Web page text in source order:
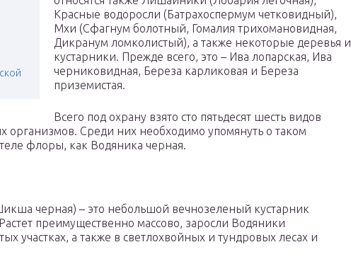
Красные водоросли (Батрахоспермум четковидный),
Мхи (Сфагнум болотный, Гомалия трихомановидная,
Дикранум ломколистый), а также некоторые деревья и
кустарники. Прежде всего, это – Ива лопарская, Ива
черниковидная, Береза карликовая и Береза
приземистая.
Всего под охрану взято сто пятьдесят шесть видов
организмов. Среди них необходимо упомянуть о таком
флоры, как Водяника черная.
черная) – это небольшой вечнозеленый кустарник
преимущественно массово, заросли Водяники
участках, а также в светлохвойных и тундровых лесах и